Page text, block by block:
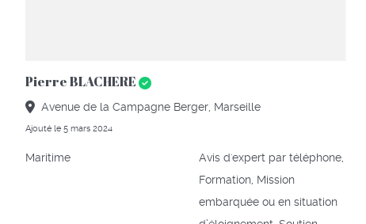
Pierre BLACHERE
Avenue de la Campagne Berger, Marseille
Ajouté le 5 mars 2024
Maritime
Avis d'expert par téléphone,
Formation, Mission
embarquée ou en situation